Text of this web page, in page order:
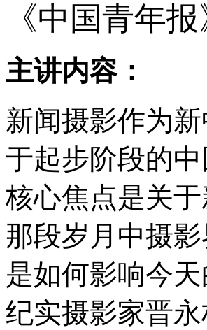
《中国青年
主讲内容：
新闻摄影作为
于起步阶段的
核心焦点是关
那段岁月中摄
是如何影响今
纪实摄影家晋